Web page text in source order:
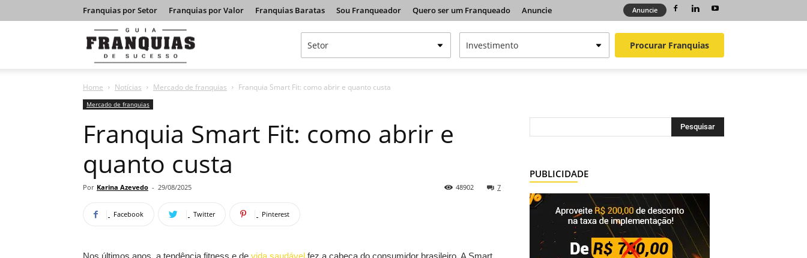
Franquias por Setor Franquias por Valor Franquias Baratas Sou Franqueador Quero ser um Franqueado Anuncie Anuncie
Franquias
de
Procurar Franquias
Home Notícias Mercado de franquias Franquia Smart Fit: como abrir e quanto custa
Mercado de franquias
Franquia Smart Fit: como abrir e
quanto custa
Por Karina Azevedo - 29/08/2025 7
48902
Facebook Twitter Pinterest
Nos últimos anos, a tendência fitness e de vida saudável fez a cabeça do consumidor brasileiro. A Smart
PUBLICIDADE